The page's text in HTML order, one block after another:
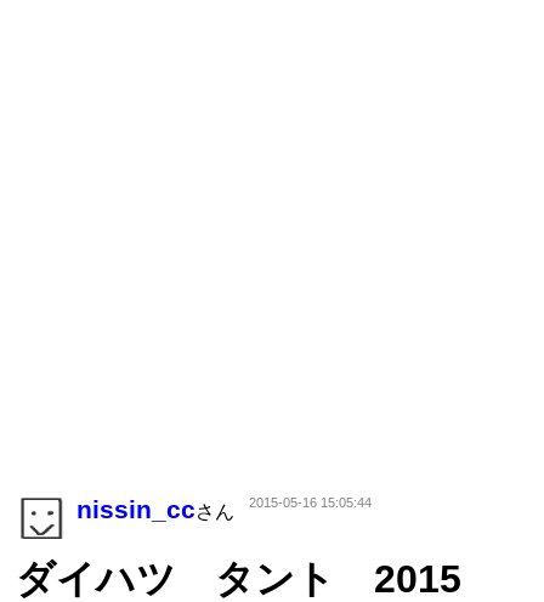
nissin_ccさん 2015-05-16 15:05:44
ダイハツ タント 2015